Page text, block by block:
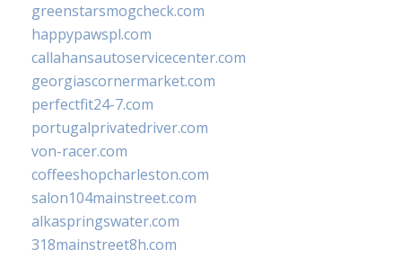
greenstarsmogcheck.com
happypawspl.com
callahansautoservicecenter.com
georgiascornermarket.com
perfectfit24-7.com
portugalprivatedriver.com
von-racer.com
coffeeshopcharleston.com
salon104mainstreet.com
alkaspringswater.com
318mainstreet8h.com